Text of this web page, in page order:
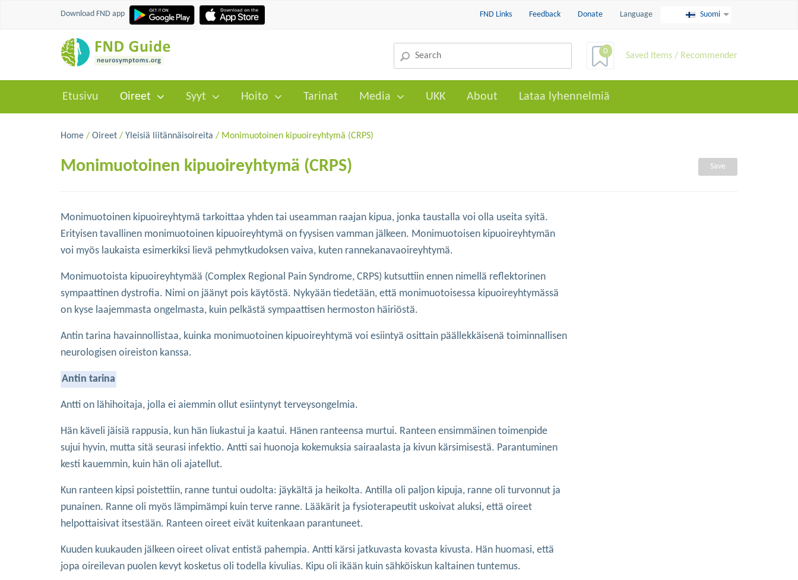
Download FND app FND Links Feedback Donate Language Suomi
0 Saved Items / Recommender
Etusivu Oireet Syyt Hoito Tarinat Media UKK About Lataa lyhennelmiä
Home / Oireet / Yleisiä liitännäisoireita / Monimuotoinen kipuoireyhtymä (CRPS)
Monimuotoinen kipuoireyhtymä (CRPS) Save
Monimuotoinen kipuoireyhtymä tarkoittaa yhden tai useamman raajan kipua, jonka taustalla voi olla useita syitä.
Erityisen tavallinen monimuotoinen kipuoireyhtymä on fyysisen vamman jälkeen. Monimuotoisen kipuoireyhtymän
voi myös laukaista esimerkiksi lievä pehmytkudoksen vaiva, kuten rannekanavaoireyhtymä.
Monimuotoista kipuoireyhtymää (Complex Regional Pain Syndrome, CRPS) kutsuttiin ennen nimellä reflektorinen
sympaattinen dystrofia. Nimi on jäänyt pois käytöstä. Nykyään tiedetään, että monimuotoisessa kipuoireyhtymässä
on kyse laajemmasta ongelmasta, kuin pelkästä sympaattisen hermoston häiriöstä.
Antin tarina havainnollistaa, kuinka monimuotoinen kipuoireyhtymä voi esiintyä osittain päällekkäisenä toiminnallisen
neurologisen oireiston kanssa.
Antin tarina
Antti on lähihoitaja, jolla ei aiemmin ollut esiintynyt terveysongelmia.
Hän käveli jäisiä rappusia, kun hän liukastui ja kaatui. Hänen ranteensa murtui. Ranteen ensimmäinen toimenpide
sujui hyvin, mutta sitä seurasi infektio. Antti sai huonoja kokemuksia sairaalasta ja kivun kärsimisestä. Parantuminen
kesti kauemmin, kuin hän oli ajatellut.
Kun ranteen kipsi poistettiin, ranne tuntui oudolta: jäykältä ja heikolta. Antilla oli paljon kipuja, ranne oli turvonnut ja
punainen. Ranne oli myös lämpimämpi kuin terve ranne. Lääkärit ja fysioterapeutit uskoivat aluksi, että oireet
helpottaisivat itsestään. Ranteen oireet eivät kuitenkaan parantuneet.
Kuuden kuukauden jälkeen oireet olivat entistä pahempia. Antti kärsi jatkuvasta kovasta kivusta. Hän huomasi, että
jopa oireilevan puolen kevyt kosketus oli todella kivulias. Kipu oli ikään kuin sähköiskun kaltainen tuntemus.